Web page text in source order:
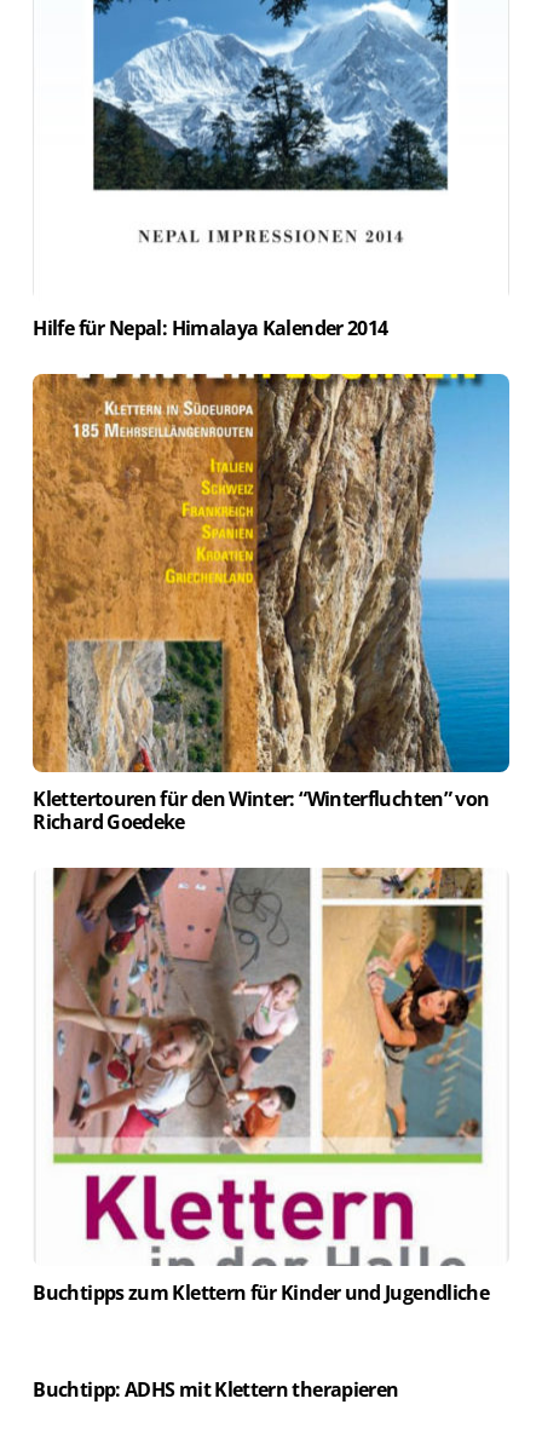
Hilfe für Nepal: Himalaya Kalender 2014
Klettertouren für den Winter: “Winterfluchten” von
Richard Goedeke
Buchtipps zum Klettern für Kinder und Jugendliche
Buchtipp: ADHS mit Klettern therapieren